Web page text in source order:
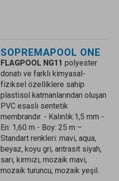
SOPREMAPOOL ONE
FLAGPOOL NG11 polyester
donatı ve farklı kimyasal-
fiziksel özelliklere sahip
plastisol katmanlarından oluşan
PVC esaslı sentetik
membrandır. - Kalınlık:1,5 mm -
En: 1,60 m - Boy: 25 m –
Standart renkleri: mavi, aqua,
beyaz, koyu gri, antrasit siyah,
sarı, kırmızı, mozaik mavi,
mozaik turuncu, mozaik yeşil.